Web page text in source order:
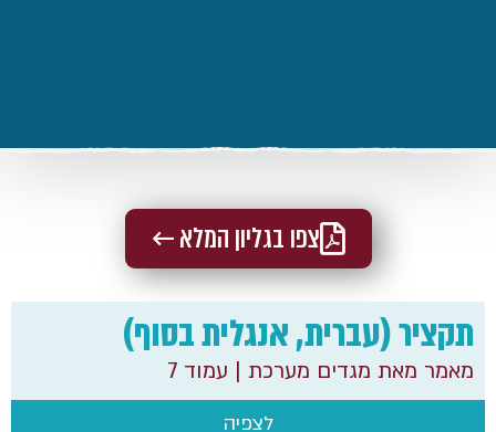
צפו בגליון המלא ←
לצפיה
תקציר (עברית, אנגלית בסוף)
מאמר מאת מגדים מערכת | עמוד 7